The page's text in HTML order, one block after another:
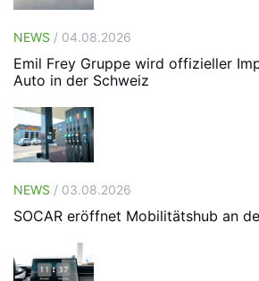
NEWS / 04.08.2026
Emil Frey Gruppe wird offizieller
Auto in der Schweiz
NEWS / 03.08.2026
SOCAR eröffnet Mobilitätshub an